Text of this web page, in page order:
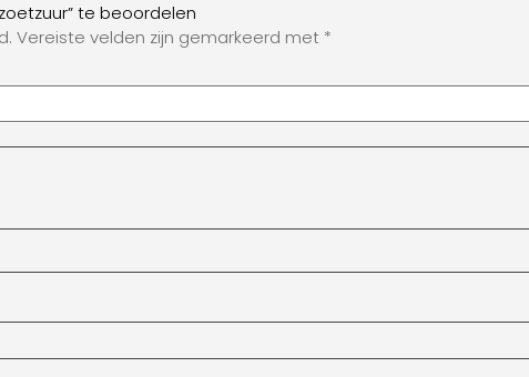
te beoordelen
Vereiste velden zijn gemarkeerd met *